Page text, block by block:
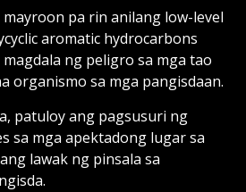
mayroon pa rin anilang low-level
aromatic hydrocarbons
ng peligro sa mga tao
organismo sa mga pangisdaan.
patuloy ang pagsusuri ng
sa mga apektadong lugar sa
lawak ng pinsala sa